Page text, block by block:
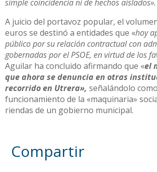
simple coincidencia ni de hechos aislados».
A juicio del portavoz popular, el
euros se destinó a entidades que «hoy
público por su relación contractual con
gobernadas por el PSOE, en virtud de los
Aguilar ha concluido afirmando que «el
que ahora se denuncia en otras
recorrido en Utrera», señalándolo
funcionamiento de la «maquinaria»
riendas de un gobierno municipal.
Compartir